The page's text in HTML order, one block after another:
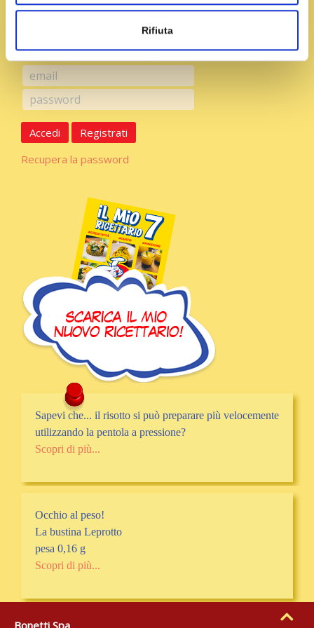
Rifiuta
Accedi
Registrati
Recupera la password
Sapevi che... il risotto si può preparare più velocemente
utilizzando la pentola a pressione?
Scopri di più...
Occhio al peso!
La bustina Leprotto
pesa 0,16 g
Scopri di più...
Bonetti Spa